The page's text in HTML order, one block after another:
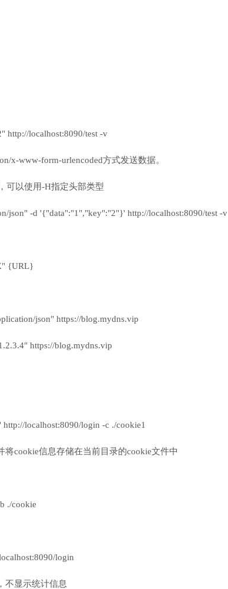
http://localhost:8090/test -v
x-www-form-urlencoded方式发送数据。
可以使用-H指定头部类型
json" -d '{"data":"1","key":"2"}' http://localhost:8090/test -v
{URL}
json" https://blog.mydns.vip
https://blog.mydns.vip
localhost:8090/login -c ./cookie1
cookie信息存储在当前目录的cookie文件中
./cookie
login
不显示统计信息